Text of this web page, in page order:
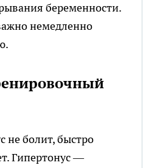
беременности.
немедленно
не болит, быстро
Гипертонус —